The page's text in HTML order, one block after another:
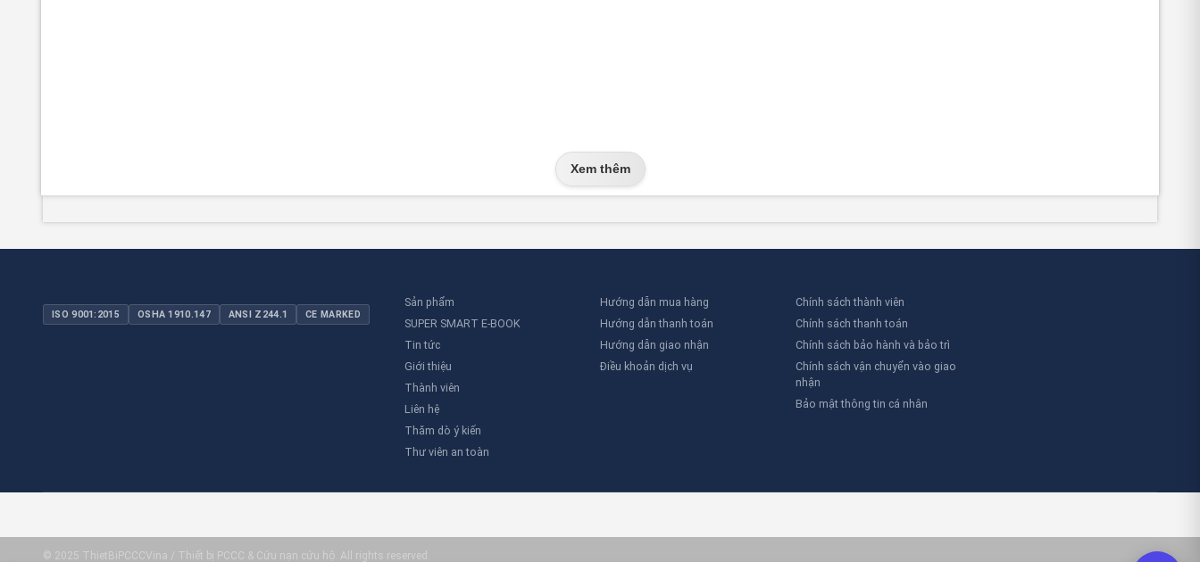
Xem thêm
ISO 9001:2015 OSHA 1910.147 ANSI Z244.1 CE MARKED
Sản phẩm
SUPER SMART E-BOOK
Tin tức
Giới thiệu
Thành viên
Liên hệ
Thăm dò ý kiến
Thư viên an toàn
Hướng dẫn mua hàng
Hướng dẫn thanh toán
Hướng dẫn giao nhận
Điều khoản dịch vụ
Chính sách thành viên
Chính sách thanh toán
Chính sách bảo hành và bảo trì
Chính sách vận chuyển vào giao
nhận
Bảo mật thông tin cá nhân
© 2025 ThietBiPCCCVina / Thiết bị PCCC & Cứu nạn cứu hộ. All rights reserved.